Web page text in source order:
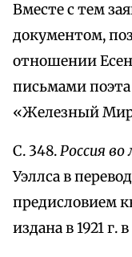
Вместе с тем
документом,
отношении
письмами
«Железный
С. 348.Россия во
Уэллса в
предисловием
издана в 1921 г.